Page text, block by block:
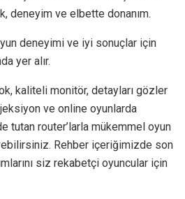
deneyim ve elbette donanım.
deneyimi ve iyi sonuçlar için
yer alır.
kaliteli monitör, detayları gözler
ve online oyunlarda
tutan router’larla mükemmel oyun
Rehber içeriğimizde son
siz rekabetçi oyuncular için